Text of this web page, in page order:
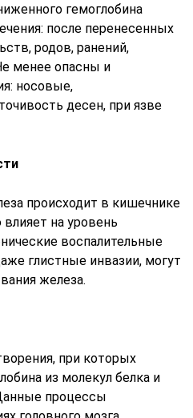
гемоглобина
после перенесенных
родов, ранений,
менее опасны и
носовые,
десен, при язве
происходит в кишечнике
на уровень
воспалительные
глистные инвазии, могут
железа.
при которых
из молекул белка и
процессы